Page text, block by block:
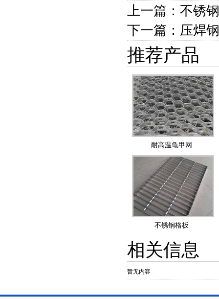
上一篇：不锈
下一篇：压焊
推荐产品
耐高温龟甲网
不锈钢格板
相关信息
暂无内容